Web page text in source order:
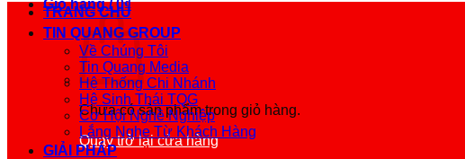
Giỏ hàng /0₫
Chưa có sản phẩm trong giỏ hàng.
Quay trở lại cửa hàng
TRANG CHỦ
TIN QUANG GROUP
Về Chúng Tôi
Tin Quang Media
Hệ Thống Chi Nhánh
Hệ Sinh Thái TQG
Cơ Hội Nghề Nghiệp
Lắng Nghe Từ Khách Hàng
GIẢI PHÁP